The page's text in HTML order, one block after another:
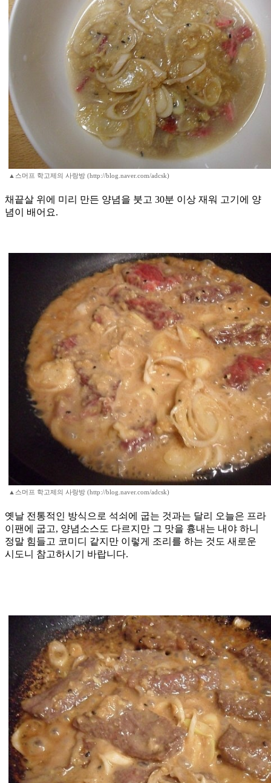
▲스머프 학고제의 사랑방 (http://blog.naver.com/adcsk)
채끝살 위에 미리 만든 양념을 붓고 30분 이상 재워 고기에 양
념이 배어요.
▲스머프 학고제의 사랑방 (http://blog.naver.com/adcsk)
옛날 전통적인 방식으로 석쇠에 굽는 것과는 달리 오늘은 프라
이팬에 굽고, 양념소스도 다르지만 그 맛을 흉내는 내야 하니
정말 힘들고 코미디 같지만 이렇게 조리를 하는 것도 새로운
시도니 참고하시기 바랍니다.